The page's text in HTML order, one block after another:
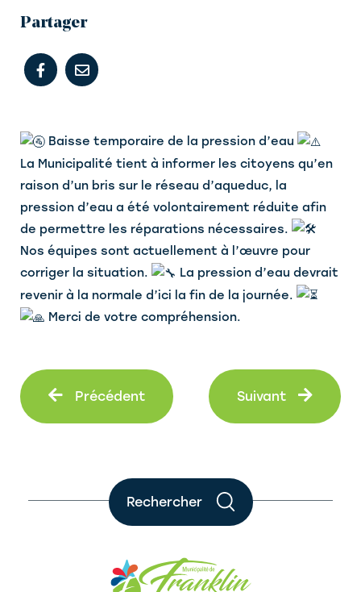
Baisse temporaire de la pression d’eau
La Municipalité tient à informer les citoyens qu’en
raison d’un bris sur le réseau d’aqueduc, la
pression d’eau a été volontairement réduite afin
de permettre les réparations nécessaires.
Nos équipes sont actuellement à l’œuvre pour
corriger la situation.
La pression d’eau devrait
revenir à la normale d’ici la fin de la journée.
Merci de votre compréhension.
Précédent Suivant
Partager
Rechercher